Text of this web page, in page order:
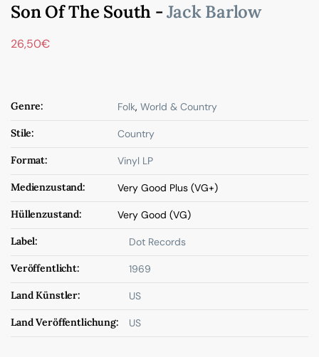
Son Of The South -Jack Barlow
26,50€
Genre: Folk, World & Country
Stile: Country
Format: Vinyl LP
Medienzustand: Very Good Plus (VG+)
Hüllenzustand: Very Good (VG)
Label: Dot Records
Veröffentlicht: 1969
Land Künstler: US
Land Veröffentlichung: US